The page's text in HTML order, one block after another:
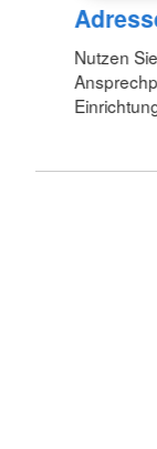
Nutzen